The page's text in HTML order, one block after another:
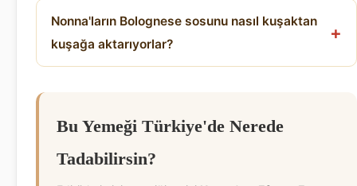
Nonna'ların Bolognese sosunu nasıl kuşaktan
kuşağa aktarıyorlar?
Bu Yemeği Türkiye'de Nerede
Tadabilirsin?